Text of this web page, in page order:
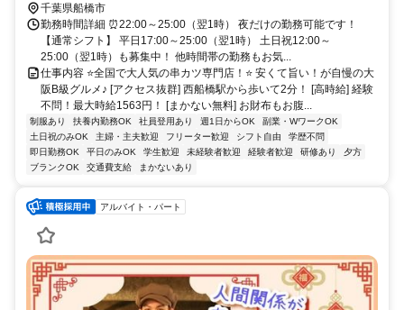
千葉県船橋市
勤務時間詳細 ⏰22:00～25:00（翌1時） 夜だけの勤務可能です！
【通常シフト】 平日17:00～25:00（翌1時） 土日祝12:00～
25:00（翌1時）も募集中！ 他時間帯の勤務もお気...
仕事内容 ⭐全国で大人気の串カツ専門店！⭐ 安くて旨い！が自慢の大
阪B級グルメ♪ [アクセス抜群] 西船橋駅から歩いて2分！ [高時給] 経験
不問！最大時給1563円！ [まかない無料] お財布もお腹...
制服あり 扶養内勤務OK 社員登用あり 週1日からOK
副業・WワークOK
土日祝のみOK
主婦・主夫歓迎 フリーター歓迎 シフト自由
学歴不問
即日勤務OK
平日のみOK 学生歓迎 未経験者歓迎 経験者歓迎 研修あり
夕方
ブランクOK
交通費支給 まかないあり
アルバイト・パート